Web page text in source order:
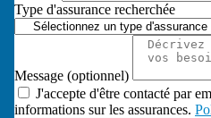
Type d'assurance recherchée
Message (optionnel)
J'accepte d'être contacté par
informations sur les assurances.